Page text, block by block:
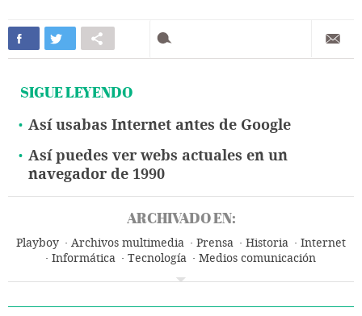
SIGUE LEYENDO
Así usabas Internet antes de Google
Así puedes ver webs actuales en un
navegador de 1990
ARCHIVADO EN:
Playboy Archivos multimedia Prensa Historia
Internet
Informática
Tecnología
Medios comunicación